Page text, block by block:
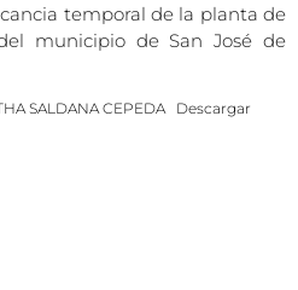
temporal de la planta de
municipio de San José de
SALDANA CEPEDA Descargar